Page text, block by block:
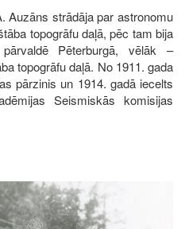
Auzāns strādāja par astronomu
topogrāfu daļā, pēc tam bija
Pēterburgā, vēlāk –
topogrāfu daļā. No 1911. gada
pārzinis un 1914. gadā iecelts
Seismiskās komisijas